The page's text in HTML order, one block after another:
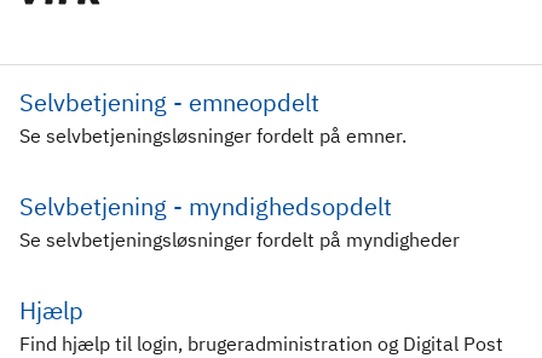
Selvbetjening - emneopdelt
Se selvbetjeningsløsninger fordelt på emner.
Selvbetjening - myndighedsopdelt
Se selvbetjeningsløsninger fordelt på myndigheder
Hjælp
Find hjælp til login, brugeradministration og Digital Post